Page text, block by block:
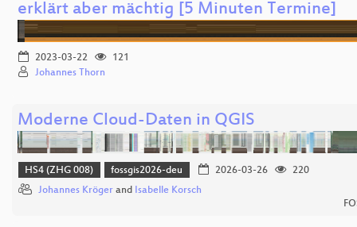
erklärt aber mächtig [5 Minuten Termine]
2023-03-22
121
Johannes Thorn
Moderne Cloud-Daten in QGIS
HS4 (ZHG 008) fossgis2026-deu 2026-03-26
220
Johannes Kröger and
Isabelle Korsch